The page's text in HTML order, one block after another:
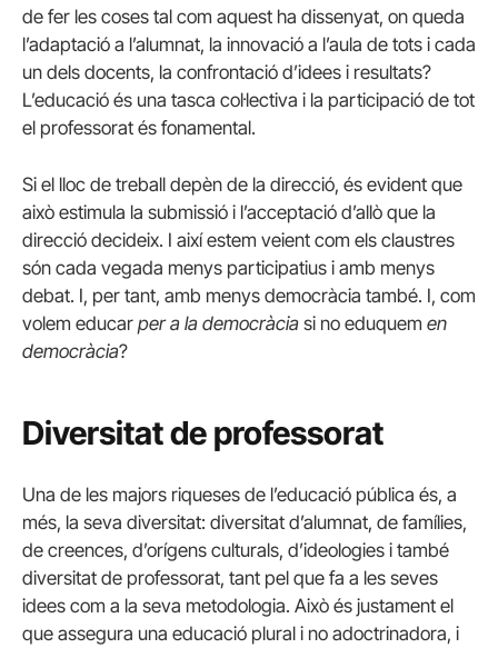
de fer les coses tal com aquest ha dissenyat, on queda
l’adaptació a l’alumnat, la innovació a l’aula de tots i cada
un dels docents, la confrontació d’idees i resultats?
L’educació és una tasca col·lectiva i la participació de tot
el professorat és fonamental.
Si el lloc de treball depèn de la direcció, és evident que
això estimula la submissió i l’acceptació d’allò que la
direcció decideix. I així estem veient com els claustres
són cada vegada menys participatius i amb menys
debat. I, per tant, amb menys democràcia també. I, com
volem educar per a la democràcia si no eduquem en
democràcia?
Diversitat de professorat
Una de les majors riqueses de l’educació pública és, a
més, la seva diversitat: diversitat d’alumnat, de famílies,
de creences, d’orígens culturals, d’ideologies i també
diversitat de professorat, tant pel que fa a les seves
idees com a la seva metodologia. Això és justament el
que assegura una educació plural i no adoctrinadora, i